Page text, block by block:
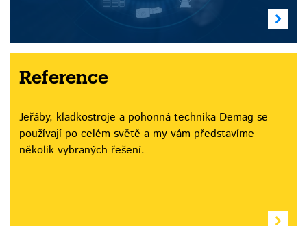
Reference
Jeřáby, kladkostroje a pohonná technika Demag se
používají po celém světě a my vám představíme
několik vybraných řešení.